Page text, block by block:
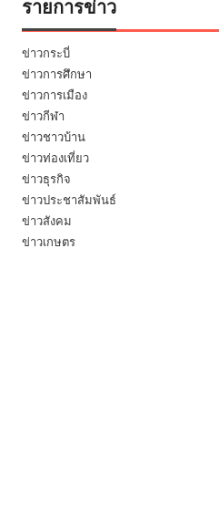
รายการข่าว
ข่าวกระบี่
ข่าวการศึกษา
ข่าวการเมือง
ข่าวกีฬา
ข่าวชาวบ้าน
ข่าวท่องเที่ยว
ข่าวธุรกิจ
ข่าวประชาสัมพันธ์
ข่าวสังคม
ข่าวเกษตร